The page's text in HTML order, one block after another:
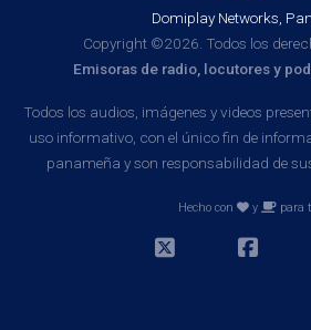
Domiplay Networks,
Copyright ©2026. Todos los
Emisoras de radio, locutores y
Todos los audios, imágenes y videos
uso informativo, con el único fin de
panameña y son responsabilidad de
Hecho con y para